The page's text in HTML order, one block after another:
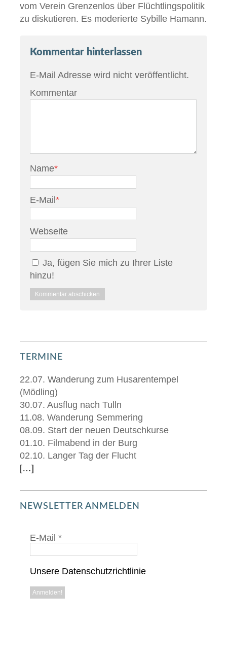
vom Verein Grenzenlos über Flüchtlingspolitik
zu diskutieren. Es moderierte Sybille Hamann.
Kommentar hinterlassen
E-Mail Adresse wird nicht veröffentlicht.
Kommentar
Name*
E-Mail*
Webseite
Ja, fügen Sie mich zu Ihrer Liste
hinzu!
TERMINE
22.07. Wanderung zum Husarentempel
(Mödling)
30.07. Ausflug nach Tulln
11.08. Wanderung Semmering
08.09. Start der neuen Deutschkurse
01.10. Filmabend in der Burg
02.10. Langer Tag der Flucht
[…]
NEWSLETTER ANMELDEN
E-Mail *
Unsere Datenschutzrichtlinie